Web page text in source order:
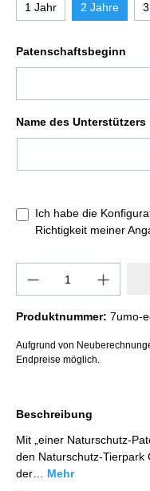
1 Jahr 2 Jahre
Patenschaftsbeginn
Name des Unterstützers
Ich habe die
Richtigkeit meiner
Produktnummer: 7umo-
Aufgrund von
Endpreise möglich.
Beschreibung
Mit „einer Naturschutz-
den Naturschutz-Tierpark
der… Mehr